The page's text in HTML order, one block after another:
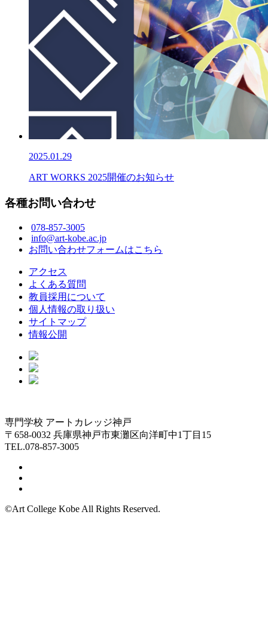
2025.01.29
ART WORKS 2025開催のお知らせ
各種お問い合わせ
078-857-3005
info@art-kobe.ac.jp
お問い合わせフォームはこちら
アクセス
よくある質問
教員採用について
個人情報の取り扱い
サイトマップ
情報公開
専門学校 アートカレッジ神戸
〒658-0032 兵庫県神戸市東灘区向洋町中1丁目15
TEL.078-857-3005
©Art College Kobe All Rights Reserved.